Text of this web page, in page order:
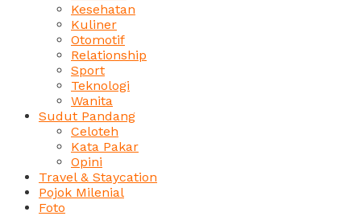
Kesehatan
Kuliner
Otomotif
Relationship
Sport
Teknologi
Wanita
Sudut Pandang
Celoteh
Kata Pakar
Opini
Travel & Staycation
Pojok Milenial
Foto